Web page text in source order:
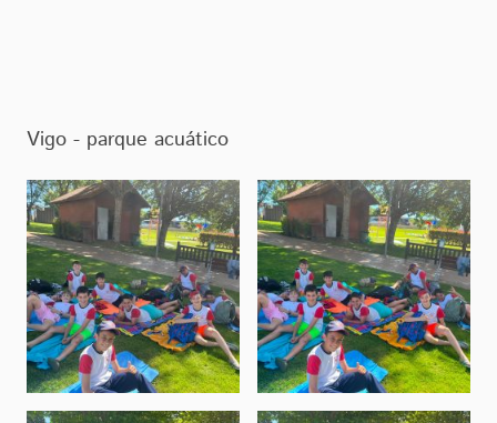
Vigo - parque acuático